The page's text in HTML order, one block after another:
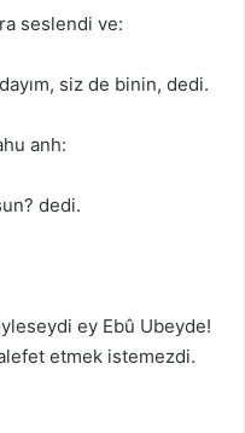
seslendi ve:
siz de binin, dedi.
anh:
dedi.
ey Ebû Ubeyde!
etmek istemezdi.